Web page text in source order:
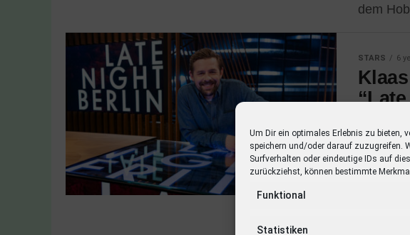
Um Dir ein optimales Erlebnis zu bieten,
speichern und/oder darauf zuzugreifen.
Surfverhalten oder eindeutige IDs auf
zurückziehst, können bestimmte
Funktional
Statistiken
dem
STARS 6
Klaas